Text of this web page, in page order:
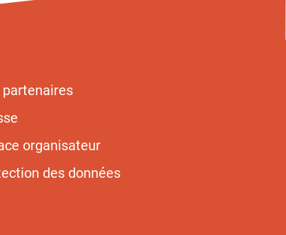
partenaires
organisateur
des données